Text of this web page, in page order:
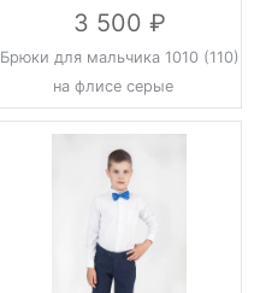
3 500
Брюки для мальчика 1010 (110)
на флисе серые